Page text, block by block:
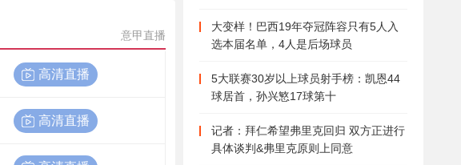
意甲直播
高清直播
高清直播
大变样！巴西19年夺冠阵容只有5人入
选本届名单，4人是后场球员
5大联赛30岁以上球员射手榜：凯恩44
球居首，孙兴慜17球第十
记者：拜仁希望弗里克回归 双方正进行
具体谈判&弗里克原则上同意